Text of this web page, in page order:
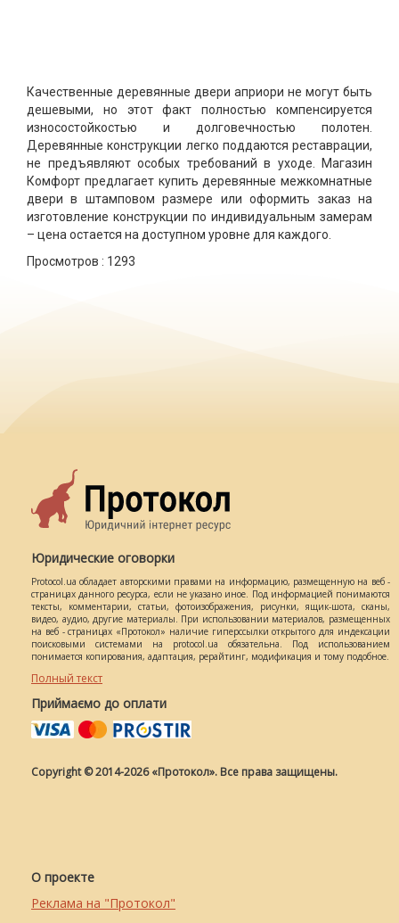
Качественные деревянные двери априори не могут быть
дешевыми, но этот факт полностью компенсируется
износостойкостью и долговечностью полотен.
Деревянные конструкции легко поддаются реставрации,
не предъявляют особых требований в уходе. Магазин
Комфорт предлагает купить деревянные межкомнатные
двери в штамповом размере или оформить заказ на
изготовление конструкции по индивидуальным замерам
– цена остается на доступном уровне для каждого.
Просмотров : 1293
Юридические оговорки
Protocol.ua обладает авторскими правами на информацию, размещенную на веб -
страницах данного ресурса, если не указано иное. Под информацией понимаются
тексты, комментарии, статьи, фотоизображения, рисунки, ящик-шота, сканы,
видео, аудио, другие материалы. При использовании материалов, размещенных
на веб - страницах «Протокол» наличие гиперссылки открытого для индексации
поисковыми системами на protocol.ua обязательна. Под использованием
понимается копирования, адаптация, рерайтинг, модификация и тому подобное.
Полный текст
Приймаємо до оплати
Copyright © 2014-2026 «Протокол». Все права защищены.
О проекте
Реклама на "Протокол"